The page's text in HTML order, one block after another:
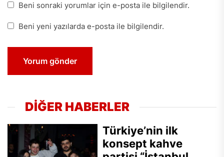
Beni sonraki yorumlar için e-posta ile bilgilendir.
Beni yeni yazılarda e-posta ile bilgilendir.
DİĞER HABERLER
Türkiye’nin ilk
konsept kahve